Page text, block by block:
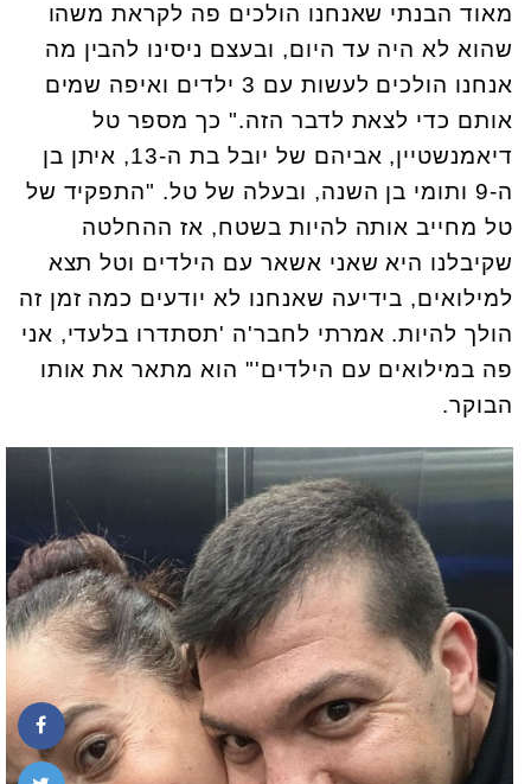
מאוד הבנתי שאנחנו הולכים פה לקראת משהו
שהוא לא היה עד היום, ובעצם ניסינו להבין מה
אנחנו הולכים לעשות עם 3 ילדים ואיפה שמים
אותם כדי לצאת לדבר הזה." כך מספר טל
דיאמנשטיין, אביהם של יובל בת ה-13, איתן בן
ה-9 ותומי בן השנה, ובעלה של טל. "התפקיד של
טל מחייב אותה להיות בשטח, אז ההחלטה
שקיבלנו היא שאני אשאר עם הילדים וטל תצא
למילואים, בידיעה שאנחנו לא יודעים כמה זמן זה
הולך להיות. אמרתי לחבר'ה 'תסתדרו בלעדי, אני
פה במילואים עם הילדים'" הוא מתאר את אותו
הבוקר.